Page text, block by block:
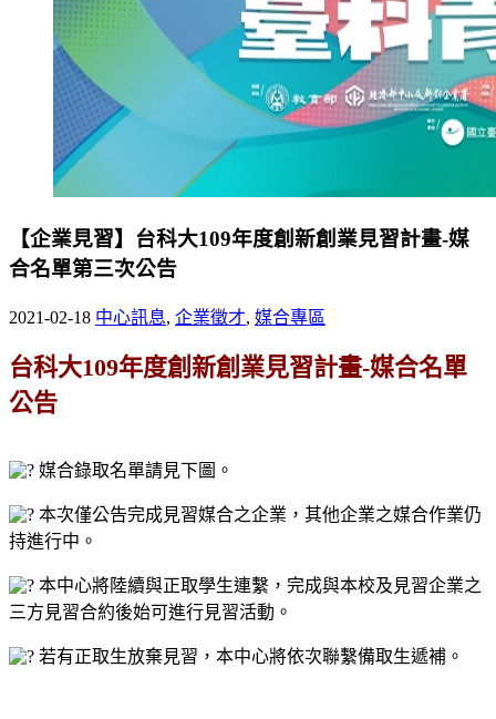
【企業見習】台科大109年度創新創業見習計畫-媒
合名單第三次公告
2021-02-18 中心訊息, 企業徵才, 媒合專區
台科大109年度創新創業見習計畫-媒合名單
公告
媒合錄取名單請見下圖。
本次僅公告完成見習媒合之企業，其他企業之媒合作業仍
持進行中。
本中心將陸續與正取學生連繫，完成與本校及見習企業之
三方見習合約後始可進行見習活動。
若有正取生放棄見習，本中心將依次聯繫備取生遞補。